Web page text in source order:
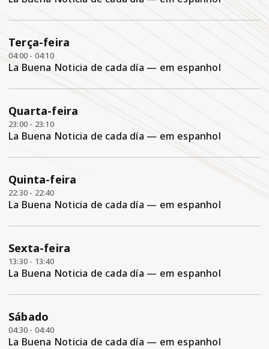
Terça-feira
04:00 - 04:10
La Buena Noticia de cada día — em espanhol
Quarta-feira
23:00 - 23:10
La Buena Noticia de cada día — em espanhol
Quinta-feira
22:30 - 22:40
La Buena Noticia de cada día — em espanhol
Sexta-feira
13:30 - 13:40
La Buena Noticia de cada día — em espanhol
Sábado
04:30 - 04:40
La Buena Noticia de cada día — em espanhol